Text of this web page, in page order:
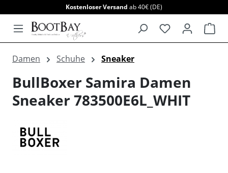
Kostenloser Versand ab 40€ (DE)
Damen Schuhe Sneaker
BullBoxer Samira Damen
Sneaker 783500E6L_WHIT